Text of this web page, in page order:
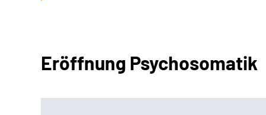
Eröffnung Psychosomatik